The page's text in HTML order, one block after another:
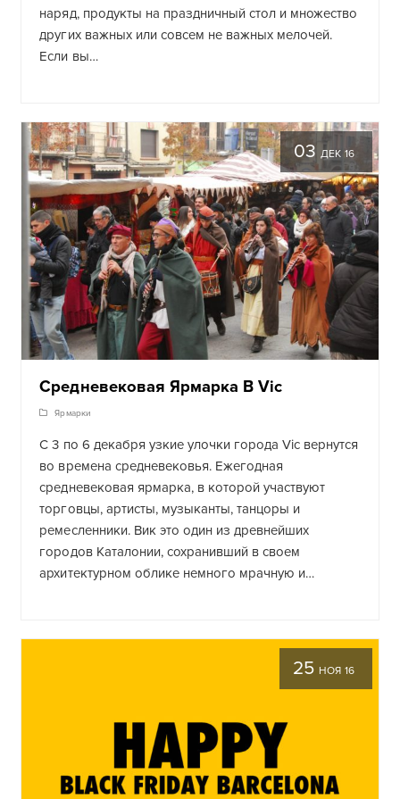
наряд, продукты на праздничный стол и множество
других важных или совсем не важных мелочей.
Если вы…
03ДЕК 16
Средневековая Ярмарка В Vic
Ярмарки
С 3 по 6 декабря узкие улочки города Vic вернутся
во времена средневековья. Ежегодная
средневековая ярмарка, в которой участвуют
торговцы, артисты, музыканты, танцоры и
ремесленники. Вик это один из древнейших
городов Каталонии, сохранивший в своем
архитектурном облике немного мрачную и…
25 НОЯ 16